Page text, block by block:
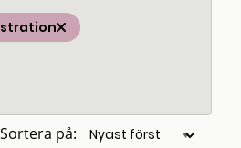
Sortera på: